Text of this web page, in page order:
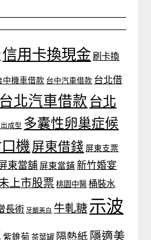
信用卡換現金 刷卡換
中機車借款 台中汽車借款 台北借
台北汽車借款 台北
成型 多囊性卵巢症候
機 屏東借錢 屏東支票
東當舖 屏東當鋪 新竹婚宴
上市股票 桃園中醫 桶裝水
長術 牙齦美白 牛軋糖示波
紫錐菊 茶葉罐 隔熱紙 隱適美